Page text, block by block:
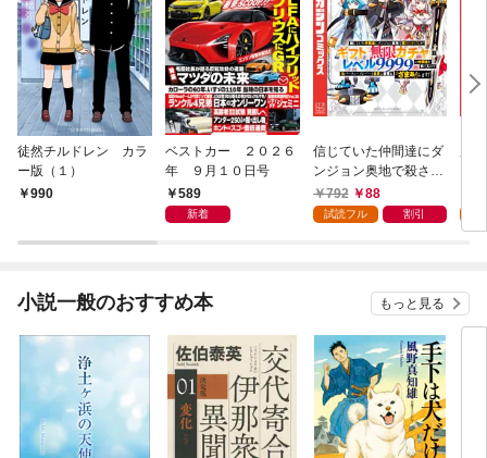
徒然チルドレン カラ
ー版（１）
990
ベストカー ２０２６
年 ９月１０日号
589
新着
信じていた仲間達にダ
ンジョン奥地で殺され
かけたがギフト『無限
ガチャ』でレベル９９
『ざまぁ！』します！
792 88
試読フル 割引
小説一般のおすすめ本 もっと見る